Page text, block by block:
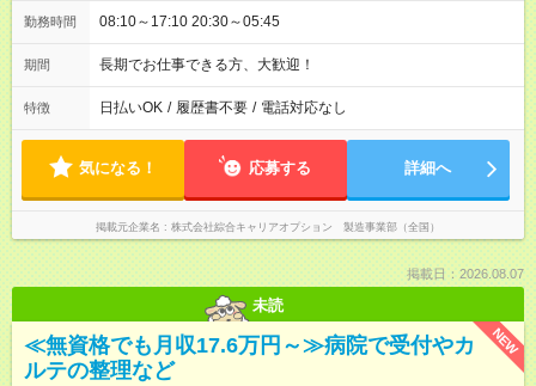
勤務時間 08:10～17:10 20:30～05:45
期間 長期でお仕事できる方、大歓迎！
特徴 日払いOK / 履歴書不要 / 電話対応なし
気になる！ 応募する 詳細へ
掲載元企業名 株式会社綜合キャリアオプション 製造事業部（全国）
掲載日：2026.08.07
未読
NEW
≪無資格でも月収17.6万円～≫病院で受付やカ
ルテの整理など